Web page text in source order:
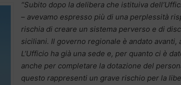
“Subito dopo la delibera che istituiva
– avevamo espresso più di una perplessità
rischia di creare un sistema perverso e di
siciliani. Il governo regionale è andato avanti,
L’Ufficio ha già una sede e, per quanto ci è
anche per completare la dotazione del
questo rappresenti un grave rischio per la